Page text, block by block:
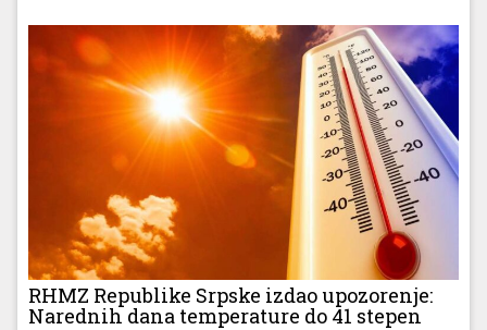
RHMZ Republike Srpske izdao upozorenje:
Narednih dana temperature do 41 stepen